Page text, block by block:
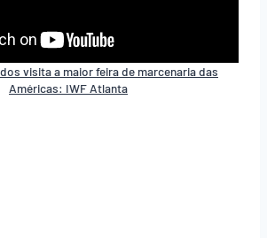
visita a maior feira de marcenaria das
Américas: IWF Atlanta